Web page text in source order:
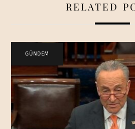
RELATED
GÜNDEM